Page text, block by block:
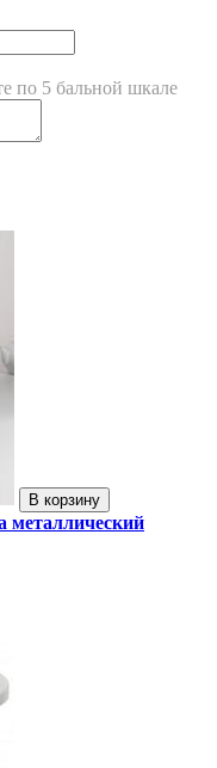
по 5 бальной шкале
В корзину
металлический